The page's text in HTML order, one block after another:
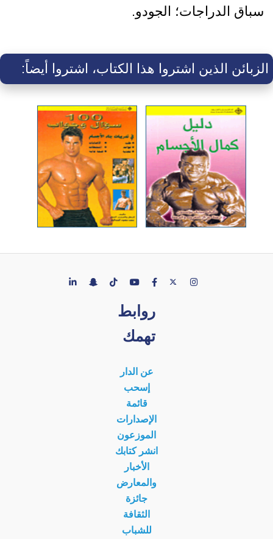
سباق الدراجات؛ الجودو.
الزبائن الذين اشتروا هذا الكتاب، اشتروا أيضاً:
روابط
تهمك
عن الدار
إسحب
قائمة
الإصدارات
الموزعون
انشر كتابك
الأخبار
والمعارض
جائزة
الثقافة
للشباب